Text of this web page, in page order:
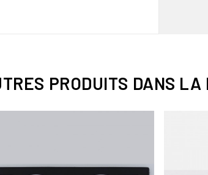
PRODUITS DANS LA